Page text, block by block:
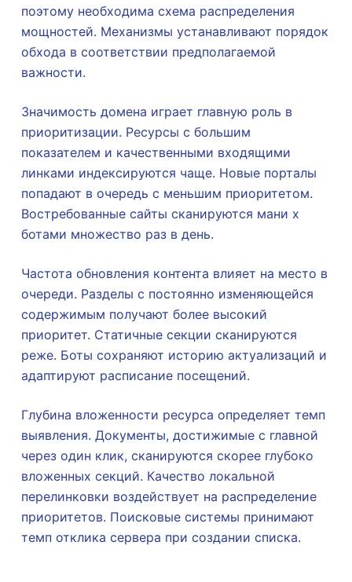
поэтому необходима схема распределения
мощностей. Механизмы устанавливают порядок
обхода в соответствии предполагаемой
важности.
Значимость домена играет главную роль в
приоритизации. Ресурсы с большим
показателем и качественными входящими
линками индексируются чаще. Новые порталы
попадают в очередь с меньшим приоритетом.
Востребованные сайты сканируются мани х
ботами множество раз в день.
Частота обновления контента влияет на место в
очереди. Разделы с постоянно изменяющейся
содержимым получают более высокий
приоритет. Статичные секции сканируются
реже. Боты сохраняют историю актуализаций и
адаптируют расписание посещений.
Глубина вложенности ресурса определяет темп
выявления. Документы, достижимые с главной
через один клик, сканируются скорее глубоко
вложенных секций. Качество локальной
перелинковки воздействует на распределение
приоритетов. Поисковые системы принимают
темп отклика сервера при создании списка.